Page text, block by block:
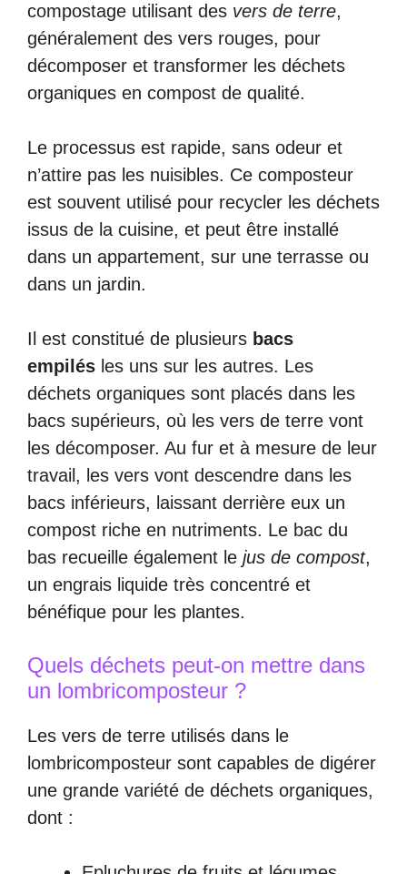
compostage utilisant des vers de terre,
généralement des vers rouges, pour
décomposer et transformer les déchets
organiques en compost de qualité.
Le processus est rapide, sans odeur et
n’attire pas les nuisibles. Ce composteur
est souvent utilisé pour recycler les déchets
issus de la cuisine, et peut être installé
dans un appartement, sur une terrasse ou
dans un jardin.
Il est constitué de plusieurs bacs
empilés les uns sur les autres. Les
déchets organiques sont placés dans les
bacs supérieurs, où les vers de terre vont
les décomposer. Au fur et à mesure de leur
travail, les vers vont descendre dans les
bacs inférieurs, laissant derrière eux un
compost riche en nutriments. Le bac du
bas recueille également le jus de compost,
un engrais liquide très concentré et
bénéfique pour les plantes.
Quels déchets peut-on mettre dans
un lombricomposteur ?
Les vers de terre utilisés dans le
lombricomposteur sont capables de digérer
une grande variété de déchets organiques,
dont :